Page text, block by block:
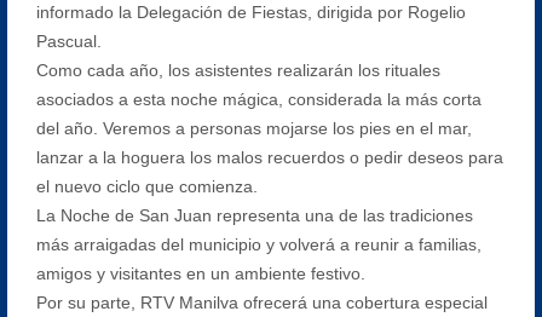
informado la Delegación de Fiestas, dirigida por Rogelio
Pascual.
Como cada año, los asistentes realizarán los rituales
asociados a esta noche mágica, considerada la más corta
del año. Veremos a personas mojarse los pies en el mar,
lanzar a la hoguera los malos recuerdos o pedir deseos para
el nuevo ciclo que comienza.
La Noche de San Juan representa una de las tradiciones
más arraigadas del municipio y volverá a reunir a familias,
amigos y visitantes en un ambiente festivo.
Por su parte, RTV Manilva ofrecerá una cobertura especial